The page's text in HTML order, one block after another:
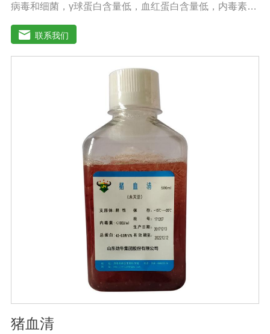
病毒和细菌，γ球蛋白含量低，血红蛋白含量低，内毒素小
胞及多种细胞株的培养、扩增和保藏、组织器官的分离、
培养及单克隆抗体的制备和疫苗的研制及生产。质量标
准：符合《中华人民共和国药典》2020版、《中华人民共
和国兽药典》2020版质量标准。规格：250ml/瓶保
存：-15℃―-20℃有效期：5年注意事项：1、解冻：采用
逐步解冻法（ -20℃→2-8℃→ 室温），可减少沉淀的产生
使血清质量不会受到影响。2、在 0℃ ~ 4℃状态下存放过
久会影响促细胞生长效果。
联系我们
猪血清